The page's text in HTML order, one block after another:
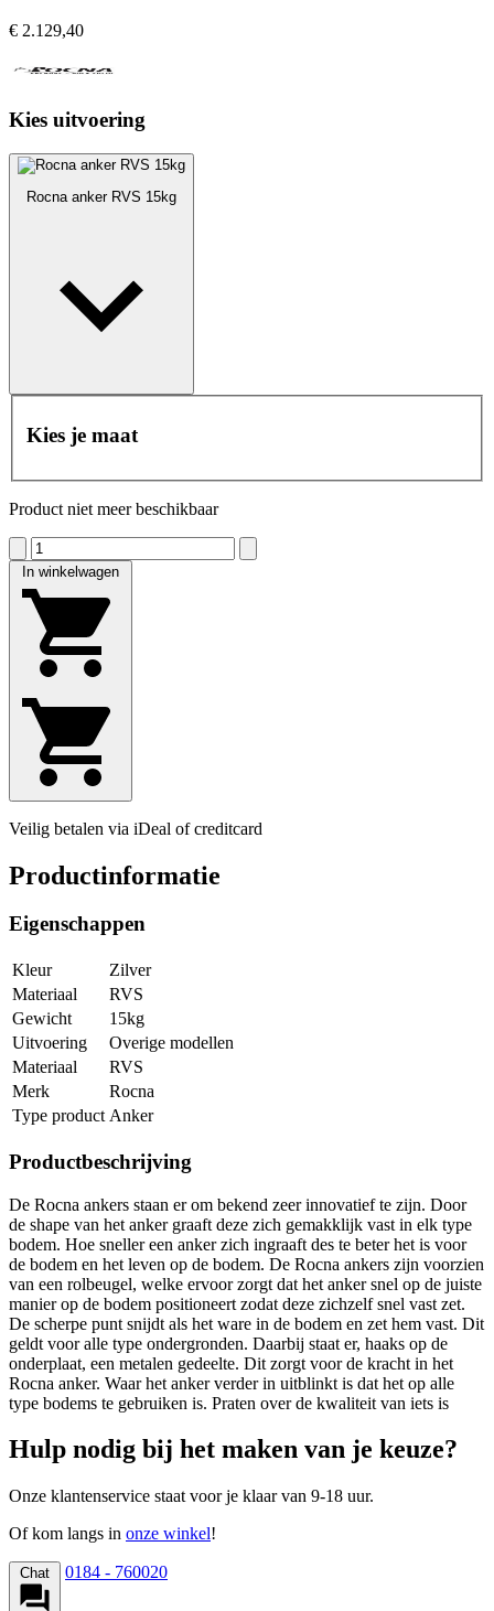
€ 2.129,40
Kies uitvoering
Rocna anker RVS 15kg
Kies je maat
Product niet meer beschikbaar
In winkelwagen
Veilig betalen via iDeal of creditcard
Productinformatie
Eigenschappen
Kleur
Zilver
Materiaal
RVS
Gewicht
15kg
Uitvoering
Overige modellen
Materiaal
RVS
Merk
Rocna
Type product Anker
Productbeschrijving
De Rocna ankers staan er om bekend zeer innovatief te zijn. Door
de shape van het anker graaft deze zich gemakklijk vast in elk type
bodem. Hoe sneller een anker zich ingraaft des te beter het is voor
de bodem en het leven op de bodem. De Rocna ankers zijn voorzien
van een rolbeugel, welke ervoor zorgt dat het anker snel op de juiste
manier op de bodem positioneert zodat deze zichzelf snel vast zet.
De scherpe punt snijdt als het ware in de bodem en zet hem vast. Dit
geldt voor alle type ondergronden. Daarbij staat er, haaks op de
onderplaat, een metalen gedeelte. Dit zorgt voor de kracht in het
Rocna anker. Waar het anker verder in uitblinkt is dat het op alle
type bodems te gebruiken is. Praten over de kwaliteit van iets is
Hulp nodig bij het maken van je keuze?
Onze klantenservice staat voor je klaar van 9-18 uur.
Of kom langs in onze winkel!
Chat 0184 - 760020